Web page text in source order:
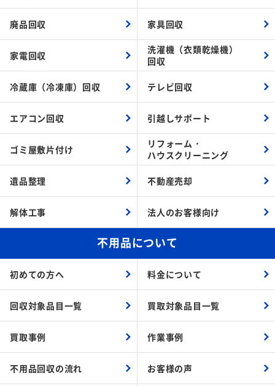
廃品回収 家具回収
家電回収
洗濯機（衣類乾燥機）
回収
冷蔵庫（冷凍庫）回収 テレビ回収
エアコン回収 引越しサポート
ゴミ屋敷片付け
リフォーム・
ハウスクリーニング
遺品整理 不動産売却
解体工事 法人のお客様向け
不用品について
初めての方へ 料金について
回収対象品目一覧 買取対象品目一覧
買取事例 作業事例
不用品回収の流れ お客様の声